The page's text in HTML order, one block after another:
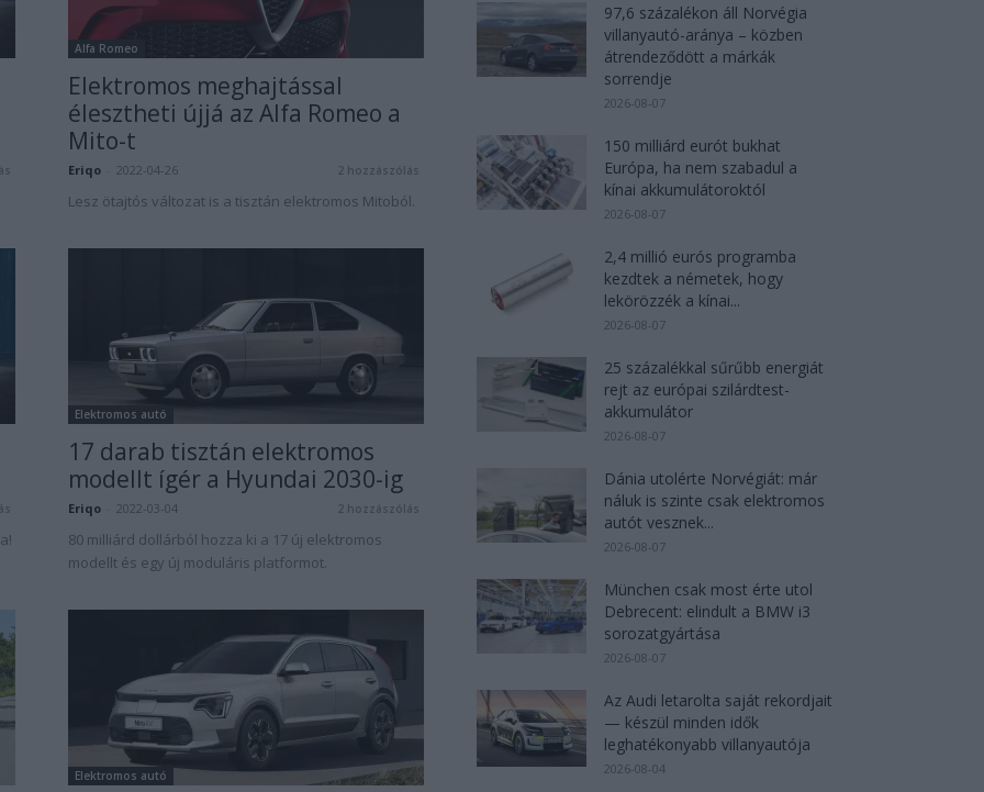
Alfa Romeo
Elektromos meghajtással
élesztheti újjá az Alfa Romeo a
Mito-t
Eriqo 2022-04-26 2 hozzászólás
Lesz ötajtós változat is a tisztán elektromos Mitoból.
Elektromos autó
17 darab tisztán elektromos
modellt ígér a Hyundai 2030-ig
Eriqo 2022-03-04 2 hozzászólás
80 milliárd dollárból hozza ki a 17 új elektromos
modellt és egy új moduláris platformot.
Elektromos autó
97,6 százalékon áll Norvégia
villanyautó-aránya – közben
átrendeződött a márkák
sorrendje
2026-08-07
150 milliárd eurót bukhat
Európa, ha nem szabadul a
kínai akkumulátoroktól
2026-08-07
2,4 millió eurós programba
kezdtek a németek, hogy
lekörözzék a kínai...
2026-08-07
25 százalékkal sűrűbb energiát
rejt az európai szilárdtest-
akkumulátor
2026-08-07
Dánia utolérte Norvégiát: már
náluk is szinte csak elektromos
autót vesznek...
2026-08-07
München csak most érte utol
Debrecent: elindult a BMW i3
sorozatgyártása
2026-08-07
Az Audi letarolta saját rekordjait
— készül minden idők
leghatékonyabb villanyautója
2026-08-04